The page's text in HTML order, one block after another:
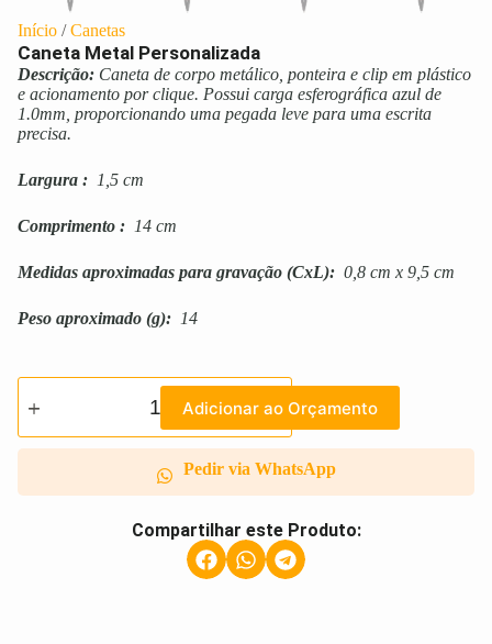
Início /Canetas
Caneta Metal Personalizada
Descrição: Caneta de corpo metálico, ponteira e clip em plástico
e acionamento por clique. Possui carga esferográfica azul de
1.0mm, proporcionando uma pegada leve para uma escrita
precisa.
Largura : 1,5 cm
Comprimento : 14 cm
Medidas aproximadas para gravação (CxL): 0,8 cm x 9,5 cm
Peso aproximado (g): 14
Adicionar ao Orçamento
Pedir via WhatsApp
Compartilhar este Produto: